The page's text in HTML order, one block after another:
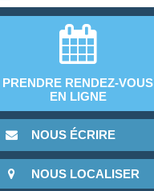
PRENDRE RENDEZ-VOUS
EN LIGNE
NOUS ÉCRIRE
NOUS LOCALISER